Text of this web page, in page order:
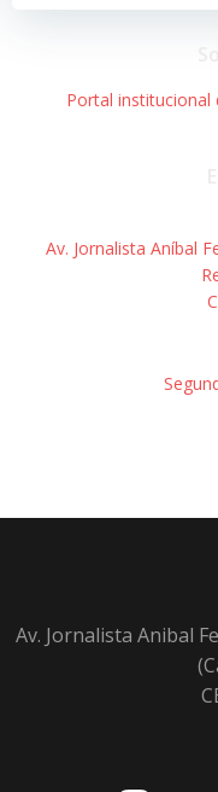
Portal institucional
Av. Jornalista Aníbal
Av. Jornalista Anibal